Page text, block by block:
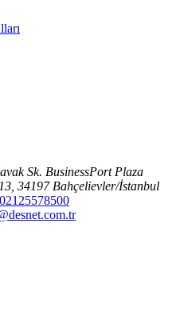
Sk. BusinessPort Plaza
34197 Bahçelievler/İstanbul